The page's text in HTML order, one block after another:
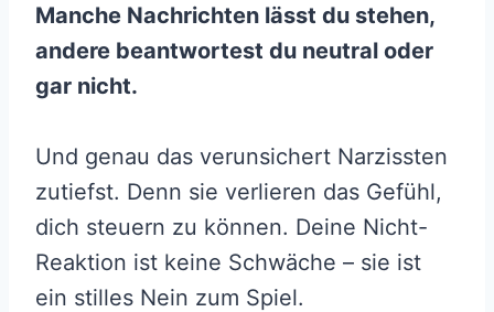
Manche Nachrichten lässt du stehen,
andere beantwortest du neutral oder
gar nicht.
Und genau das verunsichert Narzissten
zutiefst. Denn sie verlieren das Gefühl,
dich steuern zu können. Deine Nicht-
Reaktion ist keine Schwäche – sie ist
ein stilles Nein zum Spiel.